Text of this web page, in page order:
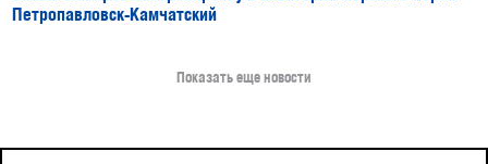
Петропавловск-Камчатский
Показать еще новости